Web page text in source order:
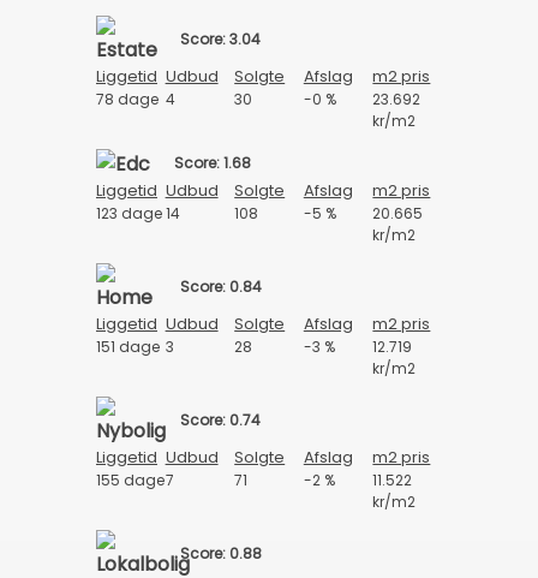
Score: 3.04
Liggetid Udbud Solgte Afslag m2 pris
78 dage 4 30 -0 %
23.692
kr/m2
Score: 1.68
Liggetid Udbud Solgte Afslag m2 pris
123 dage14 108 -5 %
20.665
kr/m2
Score: 0.84
Liggetid Udbud Solgte Afslag m2 pris
151 dage 3 28 -3 %
12.719
kr/m2
Score: 0.74
Liggetid Udbud Solgte Afslag m2 pris
155 dage7 71 -2 %
11.522
kr/m2
Score: 0.88